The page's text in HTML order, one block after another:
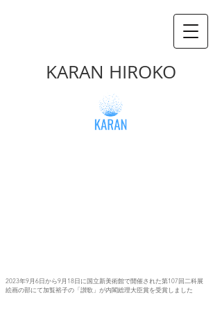
KARAN HIROKO
2023年9月6日から9月18日に国立新美術館で開催された第107回二科展
絵画の部にて加覧裕子の「讃歌」が内閣総理大臣賞を受賞しました